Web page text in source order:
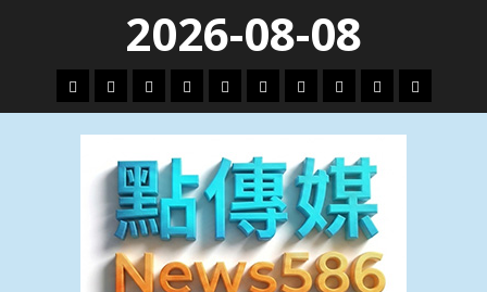
content
2026-08-08
頭
條
財
經
地
方.
會
文
教.
技
專
題
娛
樂
劇
政
治
國
際
運
動
生
活